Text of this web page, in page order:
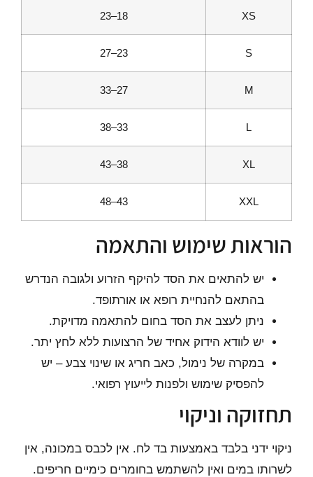
XS
18–23
S
23–27
M
27–33
L
33–38
XL
38–43
XXL
43–48
הוראות שימוש והתאמה
יש להתאים את הסד להיקף הזרוע ולגובה הנדרש
בהתאם להנחיית רופא או אורתופד.
ניתן לעצב את הסד בחום להתאמה מדויקת.
יש לוודא הידוק אחיד של הרצועות ללא לחץ יתר.
במקרה של נימול, כאב חריג או שינוי צבע – יש
להפסיק שימוש ולפנות לייעוץ רפואי.
תחזוקה וניקוי
ניקוי ידני בלבד באמצעות בד לח. אין לכבס במכונה, אין
לשרותו במים ואין להשתמש בחומרים כימיים חריפים.